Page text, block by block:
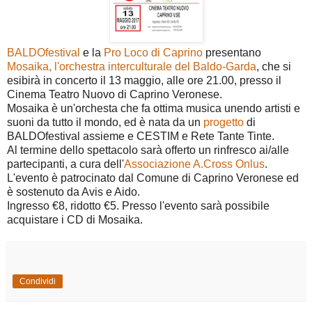
BALDOfestival e la Pro Loco di Caprino presentano
Mosaika, l'orchestra interculturale del Baldo-Garda, che si
esibirà in concerto il 13 maggio, alle ore 21.00, presso il
Cinema Teatro Nuovo di Caprino Veronese.
Mosaika è un'orchesta che fa ottima musica unendo artisti e
suoni da tutto il mondo, ed è nata da un progetto di
BALDOfestival assieme e CESTIM e Rete Tante Tinte.
Al termine dello spettacolo sarà offerto un rinfresco ai/alle
partecipanti, a cura dell'Associazione A.Cross Onlus.
L'evento è patrocinato dal Comune di Caprino Veronese ed
è sostenuto da Avis e Aido.
Ingresso €8, ridotto €5. Presso l'evento sarà possibile
acquistare i CD di Mosaika.
Condividi